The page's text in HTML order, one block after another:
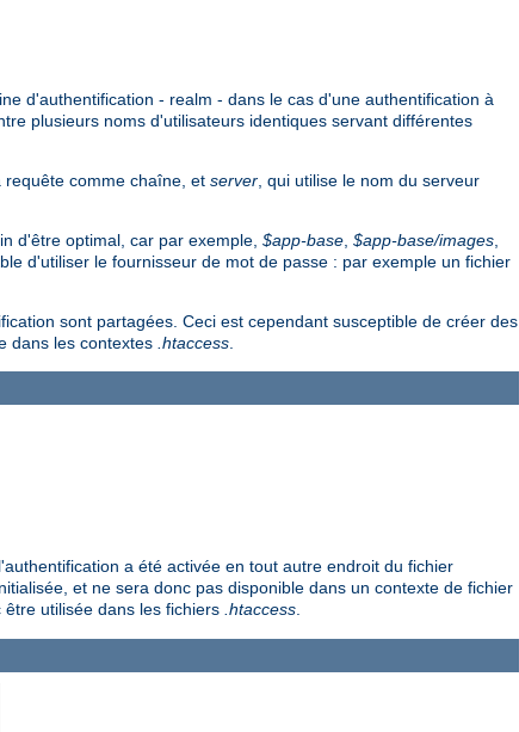
d'authentification - realm - dans le cas d'une authentification à
plusieurs noms d'utilisateurs identiques servant différentes
comme chaîne, et server , qui utilise le nom du serveur
d'être optimal, car par exemple, $app-base $app-base/images
d'utiliser le fournisseur de mot de passe : par exemple un fichier
sont partagées. Ceci est cependant susceptible de créer des
dans les contextes .htaccess
a été activée en tout autre endroit du fichier
et ne sera donc pas disponible dans un contexte de fichier
utilisée dans les fichiers .htaccess.